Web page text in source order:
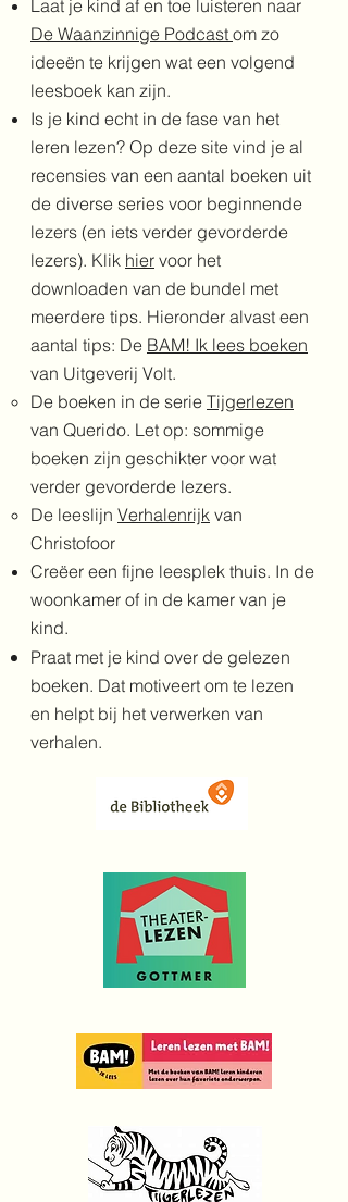
Laat je kind af en toe luisteren naar
De Waanzinnige Podcast om zo
ideeën te krijgen wat een volgend
leesboek kan zijn.
Is je kind echt in de fase van het
leren lezen? Op deze site vind je al
recensies van een aantal boeken uit
de diverse series voor beginnende
lezers (en iets verder gevorderde
lezers). Klik hier voor het
downloaden van de bundel met
meerdere tips. Hieronder alvast een
aantal tips: De BAM! Ik lees boeken
van Uitgeverij Volt.
De boeken in de serie Tijgerlezen
van Querido. Let op: sommige
boeken zijn geschikter voor wat
verder gevorderde lezers.
De leeslijn Verhalenrijk van
Christofoor
Creëer een fijne leesplek thuis. In de
woonkamer of in de kamer van je
kind.
Praat met je kind over de gelezen
boeken. Dat motiveert om te lezen
en helpt bij het verwerken van
verhalen.